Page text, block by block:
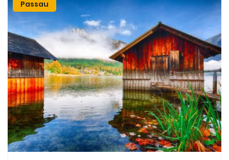
Passau